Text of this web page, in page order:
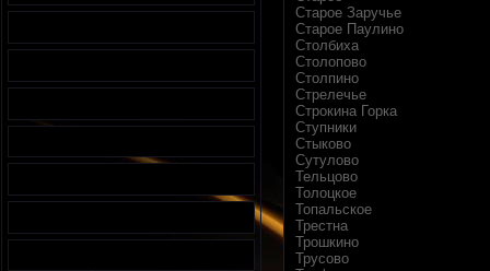
Старое Заручье
Старое Паулино
Столбиха
Столопово
Столпино
Стрелечье
Строкина Горка
Ступники
Стыково
Сутулово
Тельцово
Толоцкое
Топальское
Трестна
Трошкино
Трусово